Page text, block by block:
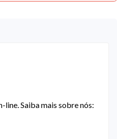
line. Saiba mais sobre nós: